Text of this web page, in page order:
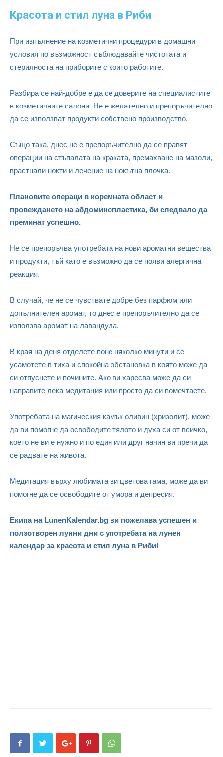
Красота и стил луна в Риби
При изпълнение на козметични процедури в домашни
условия по възможност съблюдавайте чистотата и
стерилноста на приборите с които работите.
Разбира се най-добре е да се доверите на специалистите
в козметичните салони. Не е желателно и препоръчително
да се използват продукти собствено производство.
Също така, днес не е препоръчително да се правят
операции на стъпалата на краката, премахване на мазоли,
врастнали нокти и лечение на нокътна плочка.
Плановите операци в коремната област и
провеждането на абдоминопластика, би следвало да
преминат успешно.
Не се препоръчва употребата на нови ароматни вещества
и продукти, тъй като е възможно да се появи алергична
реакция.
В случай, че не се чувствате добре без парфюм или
допълнителен аромат, то днес е препоръчително да се
използва аромат на лавандула.
В края на деня отделете поне няколко минути и се
усамотете в тиха и спокойна обстановка в която може да
си отпуснете и почините. Ако ви харесва може да си
направите лека медитация или просто да си помечтаете.
Употребата на магическия камък оливин (хризолит), може
да ви помогне да освободите тялото и духа си от всичко,
което не ви е нужно и по един или друг начин ви пречи да
се радвате на живота.
Медитация върху любимата ви цветова гама, може да ви
помогне да се освободите от умора и депресия.
Екипа на LunenKalendar.bg ви пожелава успешен и
ползотворен лунни дни с употребата на лунен
календар за красота и стил луна в Риби!